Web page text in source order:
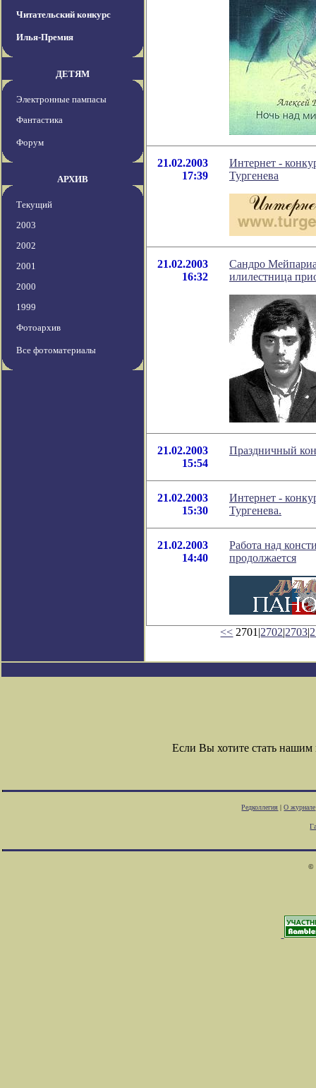
Читательский конкурс
Илья-Премия
ДЕТЯМ
Электронные пампасы
Фантастика
Форум
АРХИВ
Текущий
2003
2002
2001
2000
1999
Фотоархив
Все фотоматериалы
21.02.2003
17:39
Интернет -
Тургенева
21.02.2003
16:32
Сандро
илилестница
21.02.2003
15:54
Праздничный
21.02.2003
15:30
Интернет -
Тургенева.
21.02.2003
14:40
Работа над
продолжается
<< 2701|2702|2703|
Если Вы хотите стать
Редколлегия |О журнале
©